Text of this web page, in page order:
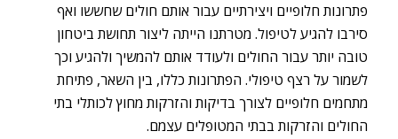
פתרונות חלופיים ויצירתיים עבור אותם חולים שחששו ואף
סירבו להגיע לטיפול. מטרתנו הייתה ליצור תחושת ביטחון
טובה יותר עבור החולים ולעודד אותם להמשיך ולהגיע וכך
לשמור על רצף טיפולי. הפתרונות כללו, בין השאר, פתיחת
מתחמים חלופיים לצורך בדיקות והזרקות מחוץ לכותלי בתי
החולים והזרקות בבתי המטופלים עצמם.